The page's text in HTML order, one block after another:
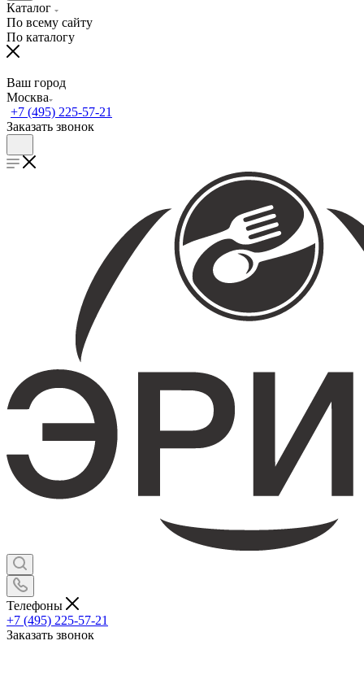
Каталог
По всему сайту
По каталогу
Ваш город
Москва
+7 (495) 225-57-21
Заказать звонок
Телефоны
+7 (495) 225-57-21
Заказать звонок